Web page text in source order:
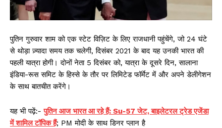
पुतिन गुरुवार शाम को एक स्टेट विज़िट के लिए राजधानी पहुंचेंगे, जो 24 घंटे
से थोड़ा ज़्यादा समय तक चलेगी, दिसंबर 2021 के बाद यह उनकी भारत की
पहली यात्रा होगी। दोनों नेता 5 दिसंबर को, यात्रा के दूसरे दिन, सालाना
इंडिया-रूस समिट के हिस्से के तौर पर लिमिटेड फॉर्मेट में और अपने डेलीगेशन
के साथ बातचीत करेंगे।
यह भी पढ़ें:-पुतिन आज भारत आ रहे हैं: Su-57 जेट, बाइलेटरल ट्रेड एजेंडा
में शामिल टॉपिक हैं; PM मोदी के साथ डिनर प्लान है